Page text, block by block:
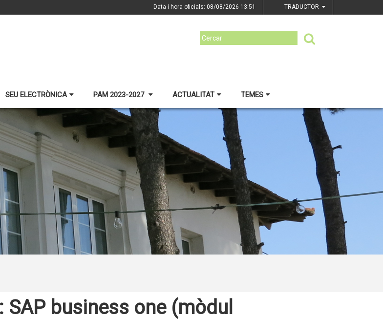
Data i hora oficials: 08/08/2026 13:51 TRADUCTOR
SEU ELECTRÒNICA PAM 2023-2027 ACTUALITAT TEMES
SAP business one (mòdul